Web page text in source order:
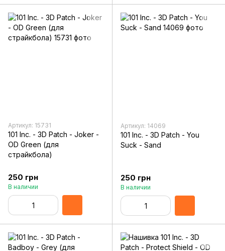
Артикул: 15731
101 Inc. - 3D Patch - Joker -
OD Green (для
страйкбола)
250 грн
В наличии
Артикул: 14069
101 Inc. - 3D Patch - You
Suck - Sand
250 грн
В наличии